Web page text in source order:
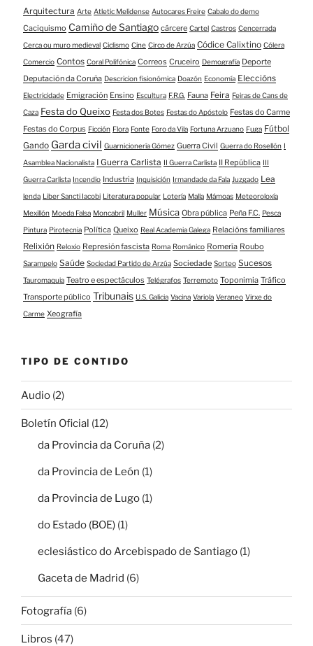
Arquitectura Arte Atletic Melidense Autocares Freire Cabalo do demo
Caciquismo Camiño de Santiago cárcere Cartel Castros Cencerrada
Cerca ou muro medieval Ciclismo Cine Circo de Arzúa Códice Calixtino Cólera
Comercio Contos Coral Polifónica Correos Cruceiro Demografía Deporte
Deputación da Coruña Descricion fisionómica Doazón Economía Eleccións
Electricidade Emigración Ensino Escultura F.R.G. Fauna Feira Feiras de Cans de
Caza Festa do Queixo Festa dos Botes Festas do Apóstolo Festas do Carme
Festas do Corpus Ficción Flora Fonte Foro da Vila Fortuna Arzuano Fuga Fútbol
Gando Garda civil Guarnicionería Gómez Guerra Civil Guerra do Rosellón I
Asamblea Nacionalista I Guerra Carlista II Guerra Carlista II República III
Guerra Carlista Incendio Industria Inquisición Irmandade da Fala Juzgado Lea
lenda Liber Sancti Iacobi Literatura popular Lotería Malla Mámoas Meteoroloxía
Mexillón Moeda Falsa Moncabril Muller Música Obra pública Peña F.C. Pesca
Pintura Pirotecnia Política Queixo Real Academia Galega Relacións familiares
Relixión Reloxio Represión fascista Roma Románico Romería Roubo
Sarampelo Saúde Sociedad Partido de Arzúa Sociedade Sorteo Sucesos
Tauromaquia Teatro e espectáculos Telégrafos Terremoto Toponimia Tráfico
Transporte público Tribunais U.S. Galicia Vacina Variola Veraneo Virxe do
Carme Xeografía
TIPO DE CONTIDO
Audio (2)
Boletín Oficial (12)
da Provincia da Coruña (2)
da Provincia de León (1)
da Provincia de Lugo (1)
do Estado (BOE) (1)
eclesiástico do Arcebispado de Santiago (1)
Gaceta de Madrid (6)
Fotografía (6)
Libros (47)